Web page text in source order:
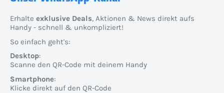
Erhalte exklusive Deals, Aktionen & News direkt aufs
Handy - schnell & unkompliziert!
So einfach geht's:
Desktop:
Scanne den QR-Code mit deinem Handy
Smartphone:
Klicke direkt auf den QR-Code